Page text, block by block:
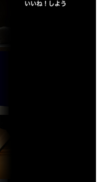
いいね！しよう